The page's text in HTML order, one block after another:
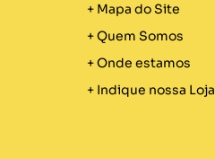
Mapa do Site
Quem Somos
Onde estamos
Indique nossa Loja